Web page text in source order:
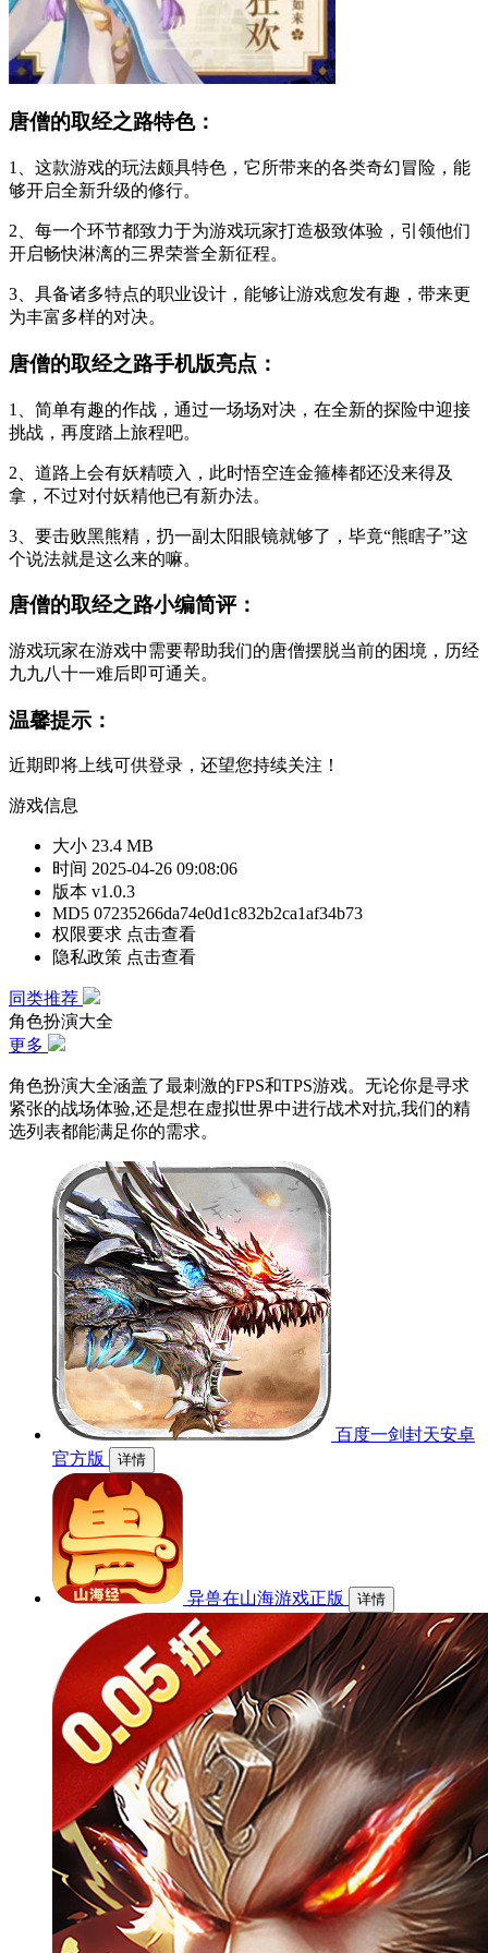
唐僧的取经之路特色：
1、这款游戏的玩法颇具特色，它所带来的各类奇幻冒险，能
够开启全新升级的修行。
2、每一个环节都致力于为游戏玩家打造极致体验，引领他们
开启畅快淋漓的三界荣誉全新征程。
3、具备诸多特点的职业设计，能够让游戏愈发有趣，带来更
为丰富多样的对决。
唐僧的取经之路手机版亮点：
1、简单有趣的作战，通过一场场对决，在全新的探险中迎接
挑战，再度踏上旅程吧。
2、道路上会有妖精喷入，此时悟空连金箍棒都还没来得及
拿，不过对付妖精他已有新办法。
3、要击败黑熊精，扔一副太阳眼镜就够了，毕竟“熊瞎子”这
个说法就是这么来的嘛。
唐僧的取经之路小编简评：
游戏玩家在游戏中需要帮助我们的唐僧摆脱当前的困境，历经
九九八十一难后即可通关。
温馨提示：
近期即将上线可供登录，还望您持续关注！
游戏信息
大小 23.4 MB
时间 2025-04-26 09:08:06
版本 v1.0.3
MD5 07235266da74e0d1c832b2ca1af34b73
权限要求 点击查看
隐私政策 点击查看
同类推荐
角色扮演大全
更多
角色扮演大全涵盖了最刺激的FPS和TPS游戏。无论你是寻求
紧张的战场体验,还是想在虚拟世界中进行战术对抗,我们的精
选列表都能满足你的需求。
百度一剑封天安卓
官方版
详情
异兽在山海游戏正版 详情